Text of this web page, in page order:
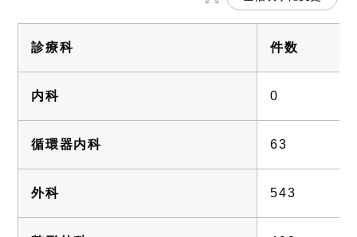
診療科 件数
内科 0
循環器内科 63
外科 543